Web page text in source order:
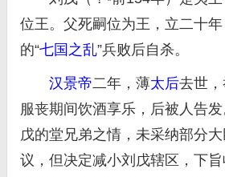
位王。父死嗣位为王，立二十
的“七国之乱”兵败后自杀。
汉景帝二年，薄太后去世
服丧期间饮酒享乐，后被人告
戊的堂兄弟之情，未采纳部分
议，但决定减小刘戊辖区，下